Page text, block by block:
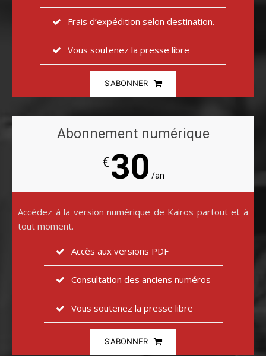
Frais d’expédition selon destination.
Vous soutenez la presse libre
S'ABONNER
Abonnement numérique
€30 /an
Accédez à la version numérique de Kairos partout et à
tout moment.
Accès aux versions PDF
Consultation des anciens numéros
Vous soutenez la presse libre
S'ABONNER